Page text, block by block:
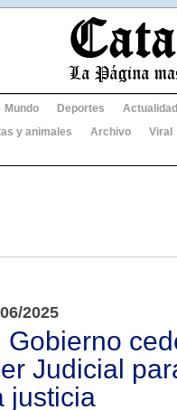
Mundo Deportes
Actualidad
y animales Archivo
Viral
2025
Gobierno
Judicial
justicia